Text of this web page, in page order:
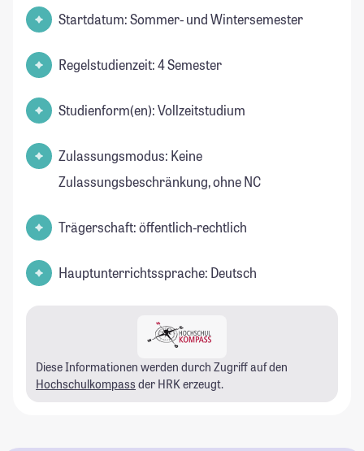
Startdatum: Sommer- und Wintersemester
Regelstudienzeit: 4 Semester
Studienform(en): Vollzeitstudium
Zulassungsmodus: Keine
Zulassungsbeschränkung, ohne NC
Trägerschaft: öffentlich-rechtlich
Hauptunterrichtssprache: Deutsch
Diese Informationen werden durch Zugriff auf den
Hochschulkompass der HRK erzeugt.